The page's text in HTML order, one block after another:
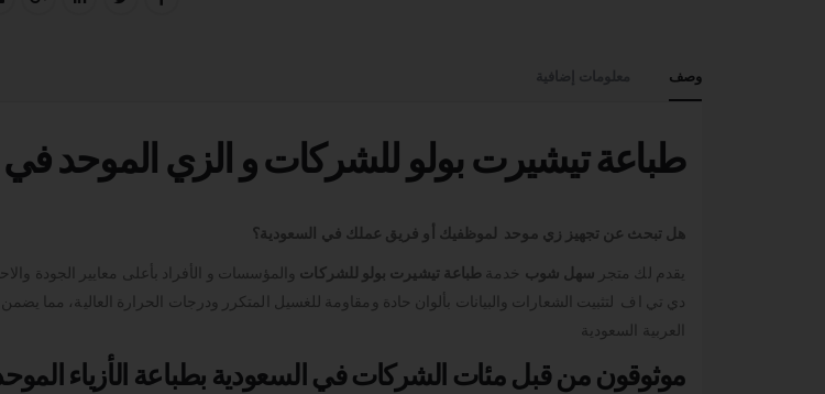
وصف
طباعة تيشيرت بولو للشركات و الزي الموحد في
هل تبحث عن تجهيز زي موحد لموظفيك أو فريق عملك في السعودية؟
يقدم لك متجر سهل شوب خدمة طباعة تيشيرت بولو للشركات والمؤسسات و الأفراد بأعلى معايير الجودة
دي تي اف لتثبيت الشعارات والبيانات بألوان حادة ومقاومة للغسيل المتكرر ودرجات الحرارة العالية،
العربية السعودية
موثوقون من قبل مئات الشركات في السعودية بطباعة الأزياء